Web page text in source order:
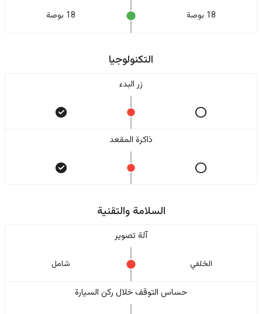
18 بوصة 18 بوصة
التكنولوجيا
زر البدء
ذاكرة المقعد
السلامة والتقنية
آلة تصوير
الخلفي شامل
حساس التوقف خلال ركن السيارة